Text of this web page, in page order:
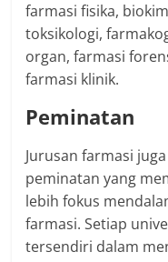
farmasi fisika,
toksikologi,
organ, farmasi
farmasi klinik.
Peminatan
Jurusan farmasi
peminatan yang
lebih fokus
farmasi. Setiap
tersendiri dalam